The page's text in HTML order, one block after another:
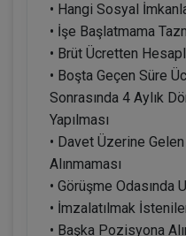
• Hangi Sosyal
• İşe Başlatmama
• Brüt Ücretten
• Boşta Geçen Süre
Sonrasında 4 Aylık
Yapılması
• Davet Üzerine
Alınmaması
• Görüşme
• İmzalatılmak
• Başka Pozisyona